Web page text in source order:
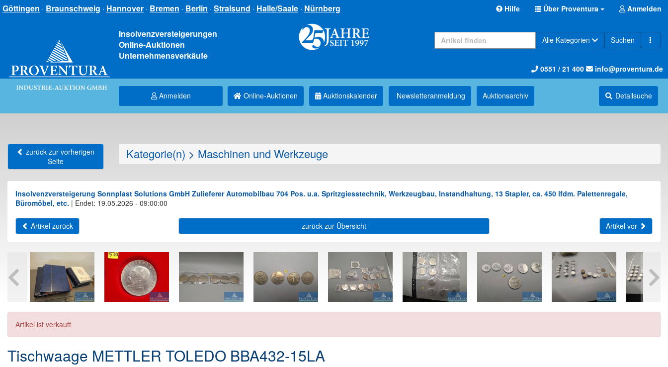
Göttingen · Braunschweig · Hannover · Bremen · Berlin · Stralsund · Halle/Saale · Nürnberg Hilfe Über Proventura Anmelden
Insolvenzversteigerungen
Online-Auktionen
Unternehmensverkäufe
Alle Kategorien Suchen
0551 / 21 400 info@proventura.de
Anmelden Online-Auktionen Auktionskalender Newsletter­anmeldung Auktions­archiv Detailsuche
zurück zur vorherigen
Seite
Kategorie(n) > Maschinen und Werkzeuge
Insolvenzversteigerung Sonnplast Solutions GmbH Zulieferer Automobilbau 704 Pos. u.a. Spritzgiesstechnik, Werkzeugbau, Instandhaltung, 13 Stapler, ca. 450 lfdm. Palettenregale,
Büromöbel, etc. | Endet: 19.05.2026 - 09:00:00
Artikel zurück zurück zur Übersicht Artikel vor
Artikel ist verkauft
Tischwaage METTLER TOLEDO BBA432-15LA